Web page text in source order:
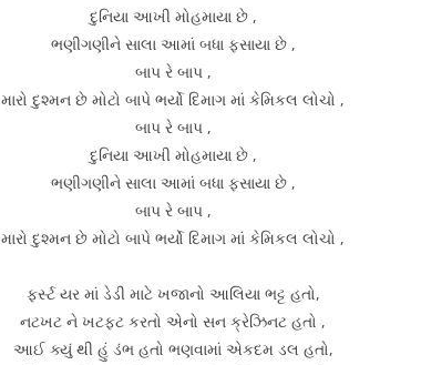
દુનિયા આખી મોહમાયા છે ,
ભણીગણીને સાલા આમાં બધા ફસાયા છે ,
બાપ રે બાપ ,
મારો દુશ્મન છે મોટો બાપે ભર્યો દિમાગ માં કેમિકલ લોચો ,
બાપ રે બાપ ,
દુનિયા આખી મોહમાયા છે ,
ભણીગણીને સાલા આમાં બધા ફસાયા છે ,
બાપ રે બાપ ,
મારો દુશ્મન છે મોટો બાપે ભર્યો દિમાગ માં કેમિકલ લોચો ,
ફર્સ્ટ યર માં ડેડી માટે ખજાનો આલિયા ભટ્ટ હતો,
નટખટ ને ખટફટ કરતો એનો સન ક્રેઝિનટ હતો ,
આઈ ક્યું થી હું ડંભ હતો ભણવામાં એકદમ ડલ હતો,